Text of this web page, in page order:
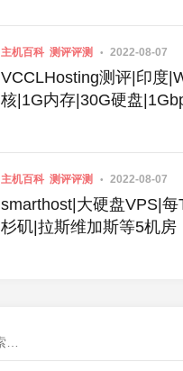
主机百科 测评评测 2022-08-07
VCCLHosting测评|印度
核|1G内存|30G硬盘
主机百科 测评评测 2022-08-07
smarthost|大硬盘VPS|每
杉矶|拉斯维加斯等5机房